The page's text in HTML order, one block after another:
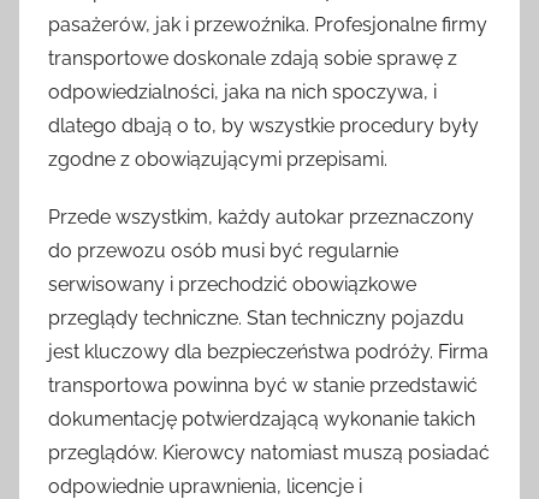
pasażerów, jak i przewoźnika. Profesjonalne firmy
transportowe doskonale zdają sobie sprawę z
odpowiedzialności, jaka na nich spoczywa, i
dlatego dbają o to, by wszystkie procedury były
zgodne z obowiązującymi przepisami.
Przede wszystkim, każdy autokar przeznaczony
do przewozu osób musi być regularnie
serwisowany i przechodzić obowiązkowe
przeglądy techniczne. Stan techniczny pojazdu
jest kluczowy dla bezpieczeństwa podróży. Firma
transportowa powinna być w stanie przedstawić
dokumentację potwierdzającą wykonanie takich
przeglądów. Kierowcy natomiast muszą posiadać
odpowiednie uprawnienia, licencje i